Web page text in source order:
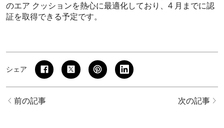
のエア クッションを熱心に最適化しており、4 月までに認
証を取得できる予定です。
シェア
前の記事 次の記事